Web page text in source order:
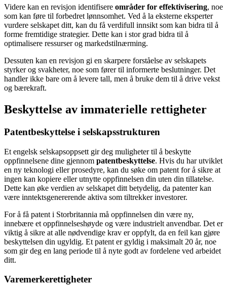
Videre kan en revisjon identifisere områder for effektivisering, noe
som kan føre til forbedret lønnsomhet. Ved å la eksterne eksperter
vurdere selskapet ditt, kan du få verdifull innsikt som kan bidra til å
forme fremtidige strategier. Dette kan i stor grad bidra til å
optimalisere ressurser og markedstilnærming.
Dessuten kan en revisjon gi en skarpere forståelse av selskapets
styrker og svakheter, noe som fører til informerte beslutninger. Det
handler ikke bare om å levere tall, men å bruke dem til å drive vekst
og bærekraft.
Beskyttelse av immaterielle rettigheter
Patentbeskyttelse i selskapsstrukturen
Et engelsk selskapsoppsett gir deg muligheter til å beskytte
oppfinnelsene dine gjennom patentbeskyttelse. Hvis du har utviklet
en ny teknologi eller prosedyre, kan du søke om patent for å sikre at
ingen kan kopiere eller utnytte oppfinnelsen din uten din tillatelse.
Dette kan øke verdien av selskapet ditt betydelig, da patenter kan
være inntektsgenererende aktiva som tiltrekker investorer.
For å få patent i Storbritannia må oppfinnelsen din være ny,
innebære et oppfinnelseshøyde og være industrielt anvendbar. Det er
viktig å sikre at alle nødvendige krav er oppfylt, da en feil kan gjøre
beskyttelsen din ugyldig. Et patent er gyldig i maksimalt 20 år, noe
som gir deg en lang periode til å nyte godt av fordelene ved arbeidet
ditt.
Varemerkerettigheter